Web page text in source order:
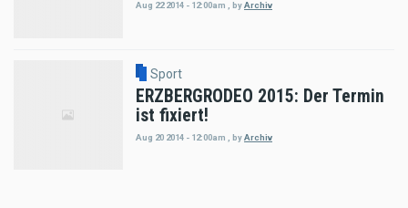
Aug 22 2014 - 12:00am , byArchiv
Sport
ERZBERGRODEO 2015: Der Termin
ist fixiert!
Aug 20 2014 - 12:00am , byArchiv